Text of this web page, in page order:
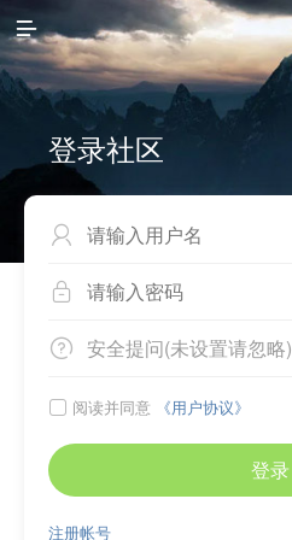

登录社区


 安全提问(未设置请忽略)
 阅读并同意 《用户协议》
登录
注册帐号